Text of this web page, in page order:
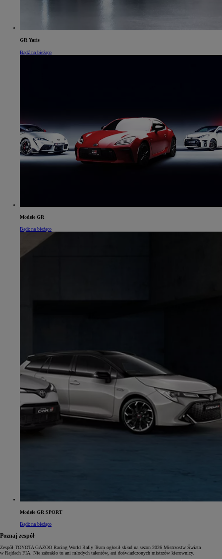
GR Yaris
Bądź na bieżąco
Modele GR
Bądź na bieżąco
Modele GR SPORT
Bądź na bieżąco
Poznaj zespół
Zespół TOYOTA GAZOO Racing World Rally Team ogłosił skład na sezon 2026 Mistrzostw Świata
w Rajdach FIA. Nie zabrakło tu ani młodych talentów, ani doświadczonych mistrzów kierownicy.